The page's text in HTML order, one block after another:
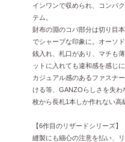
インワンで収められ、コンパ
テム。
財布の淵のコバ部分は切り目
でシャープな印象に。オーソ
銭入れ、札口があり、マチも
ットに入れても違和感を感じ
カジュアル感のあるファスナ
ける等、GANZOらしさを失わ
枚から長札1本しか作れない高
【6作目のリザードシリーズ】
縫製にも細心の注意を払い、